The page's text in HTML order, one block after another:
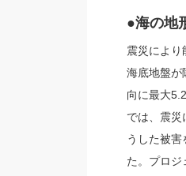
●海の地
震災により
海底地盤が
向に最大
では、震災
うした被
た。プロジ